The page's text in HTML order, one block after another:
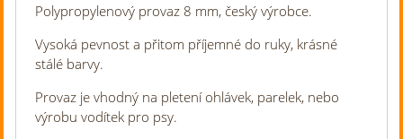
Polypropylenový provaz 8 mm, český výrobce.
Vysoká pevnost a přitom příjemné do ruky, krásné
stálé barvy.
Provaz je vhodný na pletení ohlávek, parelek, nebo
výrobu vodítek pro psy.